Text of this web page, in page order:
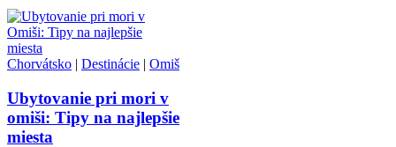
Chorvátsko | Destinácie | Omiš
Ubytovanie pri mori v
omiši: Tipy na najlepšie
miesta